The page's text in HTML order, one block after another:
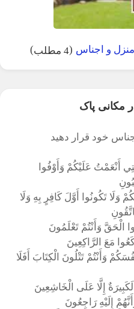
و اجناس (4 مطلب )
مکانی پاک
خود قرار دهید
أَنْعَمْتُ عَلَيْكُمْ وَأَوْفُوا
وَلَا تَكُونُوا أَوَّلَ كَافِرٍ بِهِ وَلَا
الْحَقَّ وَأَنْتُمْ تَعْلَمُونَ
مَعَ الرَّاكِعِينَ
وَأَنْتُمْ تَتْلُونَ الْكِتَابَ أَفَلَا
لَكَبِيرَةٌ إِلَّا عَلَى الْخَاشِعِينَ
إِلَيْهِ رَاجِعُونَ